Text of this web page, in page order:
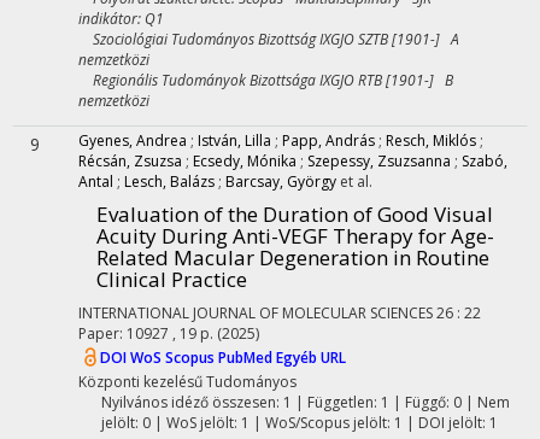
indikátor: Q1
Szociológiai Tudományos Bizottság IXGJO SZTB [1901-] A
nemzetközi
Regionális Tudományok Bizottsága IXGJO RTB [1901-] B
nemzetközi
9 Gyenes, Andrea ; István, Lilla ; Papp, András ; Resch, Miklós ;
Récsán, Zsuzsa ; Ecsedy, Mónika ; Szepessy, Zsuzsanna ; Szabó,
Antal ; Lesch, Balázs ; Barcsay, György et al.
Evaluation of the Duration of Good Visual
Acuity During Anti-VEGF Therapy for Age-
Related Macular Degeneration in Routine
Clinical Practice
INTERNATIONAL JOURNAL OF MOLECULAR SCIENCES26 : 22
Paper: 10927 , 19 p. (2025)
DOIWoS Scopus PubMedEgyéb URL
Központi kezelésűTudományos
Nyilvános idéző összesen: 1 | Független: 1 | Függő: 0 | Nem
jelölt: 0 | WoS jelölt: 1 | WoS/Scopus jelölt: 1 | DOI jelölt: 1